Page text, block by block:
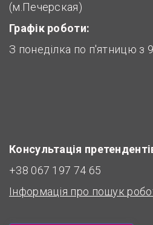
(м.Печерская)
Графік роботи:
З понеділка по п'ятницю з
Консультація
+38 067 197 74 65
Інформація про пошук